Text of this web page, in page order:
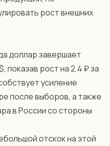
рост внешних
доллар завершает
показав рост на 2,4 ₽ за
усиление
после выборов, а также
в России со стороны
отскок на этой